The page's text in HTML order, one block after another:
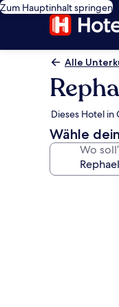
Zum Hauptinhalt springen
Alle
Dieses Hotel in
Wähle
Wo